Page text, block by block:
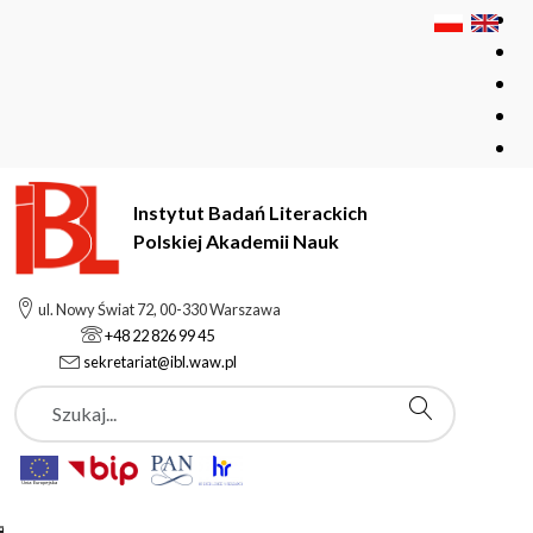
Instytut Badań Literackich
Polskiej Akademii Nauk
ul. Nowy Świat 72, 00-330 Warszawa
+48 22 826 99 45
sekretariat@ibl.waw.pl
Szukaj
Instytut Badań Literackich Polskiej Akademii Nauk
Aktualności
Odeszła dr Celinka Gajkowska (1924-2025)
Aktualności